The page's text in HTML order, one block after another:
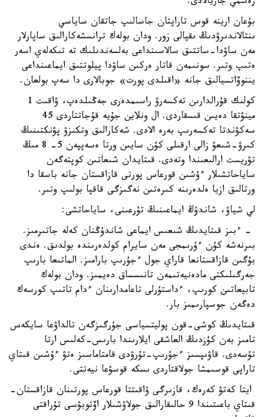
بۇعان ارينە قوس تاراپتان جاسالىپ جاتقان ساياسي
ىنتالاندىرۋدىڭ ىقپالى زور. ودان بولەك ترانسشەكارالىق ساپارلار
مەن ساۋدا-ساتتىق سالاسىنداعى بەلسەندىلىك تە تىكەلەي اسەر
ەتىپ وتىر. سونىمەن قاتار ەركىن ساۋدا پيلوتتىق ايماعىنداعى
يننوۆاتسيالىق جانە «اقىلدى پورت» جوبالارى دا سەپ بولعان.
كولىك قۇرالدارىن تەكسەرۋ راسىمدەرى جەڭىلدەپ، ۋاقىت 1
مينۋتقا دەيىن قىسقاردى. ال ونلاين جۇيە قۇجاتتاردى 45
سەكۋندتا تەكسەرىپ بەرە الادى. شەكارالىق وتكىزۋ پۋنكتىنىڭ
كىرۋ-شىعۋ زالى ارقىلى كۇن سايىن ورتا ەسەپپەن 5- 8 مىڭ
تۋريست ارالىعىندا وتەدى. قىتايدان شىعاتىن كوپتەگەن
ساياحاتشىلار ءۇشىن قورعاس پورتى قازاقستان جانە باسقا دا
ورتالىق ازيا ەلدەرىنە كىرەتىن نەگىزگى قاقپا بولىپ وتىر.
لي شياۋ، شاندۇڭ ايماعىنىڭ تۇرعىنى، ساياحاتشى:
- ءبىز قىتايدىڭ شىعىس ايماعى شاندۇڭنان كەلە جاتىرمىز.
بىرنەشە كۇن ءۇرىمجى مەن سايرام كولدەرىندە بولدىق. ەندى
بۇگىن قازاقستانعا قاراي جول ءجۇرىپ بارامىز. الماتىعا بارىپ
جەرگىلىكتى مادەنيەتىمەن تانىسساق دەيمىز. ودان بولەك
تابيعاتىن كورىپ، ءداستۇرلى تاعامدارىنان ءدام تاتىپ كورسەك
دەگەن جوسپارىمىز بار.
قىتايدىڭ كوشى-قون پوليتسياسى جۇرگىزگەن تالداۋعا سايكەس
تامىز بەن كۇزدىڭ العاشقى ايلارىندا بارىس-كەلىس ارتا
تۇسەدى. قاۋىپسىز ءجۇرىپ-تۇرۋدى قامتاماسىز ەتۋ ءۇشىن قىتاي
تاراپى قوسىمشا جولاقتاردى ىسكە قوسۋعا نيەتتى.
ايتا كەتۋ كەرەك، قازىرگى ۋاقىتتا قورعاس پورتىنان قازاقستان-
قىتاي باعىتىندا 9 حالىقارالىق جولاۋشىلار اۆتوبۋسى تۇراقتى